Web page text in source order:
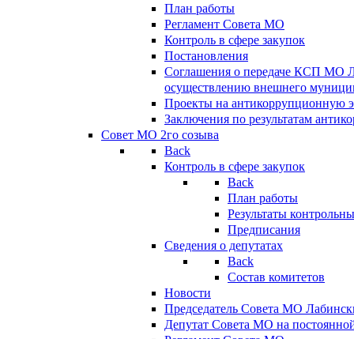
План работы
Регламент Совета МО
Контроль в сфере закупок
Постановления
Соглашения о передаче КСП МО
осуществлению внешнего
Проекты на антикоррупционную
Заключения по результатам
Совет МО 2го созыва
Back
Контроль в сфере закупок
Back
План работы
Результаты
Предписания
Сведения о депутатах
Back
Состав комитетов
Новости
Председатель Совета МО
Депутат Совета МО на